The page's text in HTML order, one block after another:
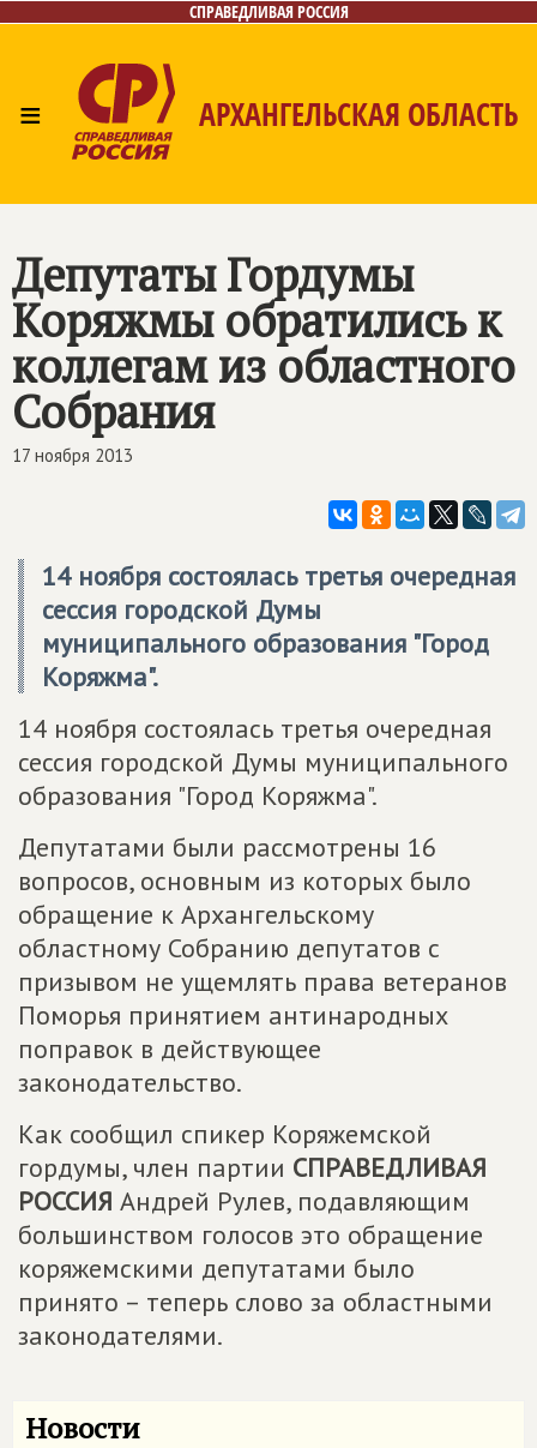
СПРАВЕДЛИВАЯ РОССИЯ
≡ АРХАНГЕЛЬСКАЯ ОБЛАСТЬ
Контакты
Депутаты Гордумы
Коряжмы обратились к
коллегам из областного
Собрания
17 ноября 2013
14 ноября состоялась третья очередная
сессия городской Думы
муниципального образования "Город
Коряжма".
14 ноября состоялась третья очередная
сессия городской Думы муниципального
образования "Город Коряжма".
Депутатами были рассмотрены 16
вопросов, основным из которых было
обращение к Архангельскому
областному Собранию депутатов с
призывом не ущемлять права ветеранов
Поморья принятием антинародных
поправок в действующее
законодательство.
Как сообщил спикер Коряжемской
гордумы, член партии СПРАВЕДЛИВАЯ
РОССИЯ Андрей Рулев, подавляющим
большинством голосов это обращение
коряжемскими депутатами было
принято – теперь слово за областными
законодателями.
Новости